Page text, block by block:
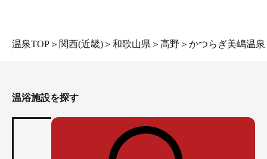
温泉TOP ＞ 関西(近畿) ＞ 和歌山県 ＞ 高野 ＞ かつらぎ美嶋温
温浴施設を探す